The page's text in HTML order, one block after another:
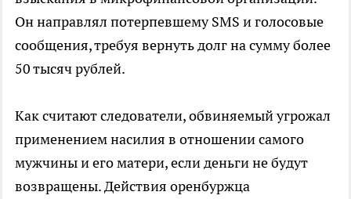
Он направлял потерпевшему SMS и голосовые
сообщения, требуя вернуть долг на сумму более
50 тысяч рублей.
Как считают следователи, обвиняемый угрожал
применением насилия в отношении самого
мужчины и его матери, если деньги не будут
возвращены. Действия оренбуржца